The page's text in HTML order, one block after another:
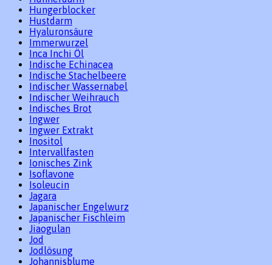
Hungerblocker
Hustdarm
Hyaluronsäure
Immerwurzel
Inca Inchi Öl
Indische Echinacea
Indische Stachelbeere
Indischer Wassernabel
Indischer Weihrauch
Indisches Brot
Ingwer
Ingwer Extrakt
Inositol
Intervallfasten
Ionisches Zink
Isoflavone
Isoleucin
Jagara
Japanischer Engelwurz
Japanischer Fischleim
Jiaogulan
Jod
Jodlösung
Johannisblume